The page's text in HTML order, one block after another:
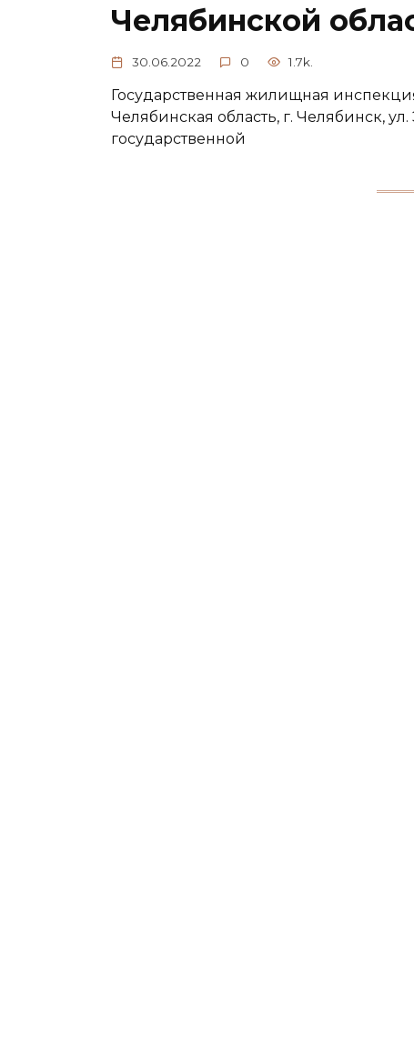
Челябинской
30.06.2022 0 1.7k.
Государственная жилищная
Челябинская область, г. Челябинск,
государственной